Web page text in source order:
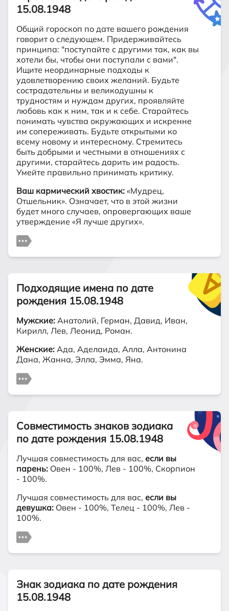
15.08.1948
Общий гороскоп по дате вашего рождения
говорит о следующем. Придерживайтесь
принципа: "поступайте с другими так, как вы
хотели бы, чтобы они поступали с вами".
Ищите неординарные подходы к
удовлетворению своих желаний. Будьте
сострадательны и великодушны к
трудностям и нуждам других, проявляйте
любовь как к ним, так и к себе. Старайтесь
понимать чувства окружающих и искренне
им сопереживать. Будьте открытыми ко
всему новому и интересному. Стремитесь
быть добрыми и честными в отношениях с
другими, старайтесь дарить им радость.
Умейте правильно принимать критику.
Ваш кармический хвостик: «Мудрец,
Отшельник». Означает, что в этой жизни
будет много случаев, опровергающих ваше
утверждение «Я лучше других».
Подходящие имена по дате
рождения 15.08.1948
Мужские: Анатолий, Герман, Давид, Иван,
Кирилл, Лев, Леонид, Роман.
Женские: Ада, Аделаида, Алла, Антонина
Дана, Жанна, Элла, Эмма, Яна.
Совместимость знаков зодиака
по дате рождения 15.08.1948
Лучшая совместимость для вас, если вы
парень: Овен - 100%, Лев - 100%, Скорпион
- 100%.
Лучшая совместимость для вас, если вы
девушка: Овен - 100%, Телец - 100%, Лев -
100%.
Знак зодиака по дате рождения
15.08.1948